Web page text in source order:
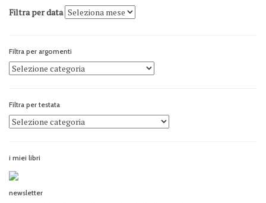
Filtra per data
Filtra per argomenti
Filtra per testata
i miei libri
newsletter